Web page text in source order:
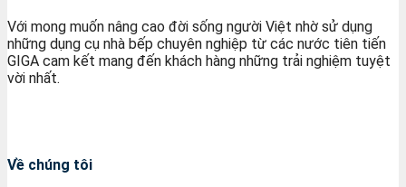
Với mong muốn nâng cao đời sống người Việt nhờ sử dụng
những dụng cụ nhà bếp chuyên nghiệp từ các nước tiên tiến
GIGA cam kết mang đến khách hàng những trải nghiệm tuyệt
vời nhất.
Về chúng tôi